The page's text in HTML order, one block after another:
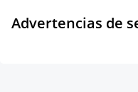
Advertencias de